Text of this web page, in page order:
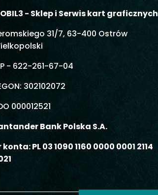
- Sklep i Serwis kart graficznych
31/7, 63-400 Ostrów
- 622-261-67-04
302102072
000012521
Bank Polska S.A.
konta: PL 03 1090 1160 0000 0001 2114